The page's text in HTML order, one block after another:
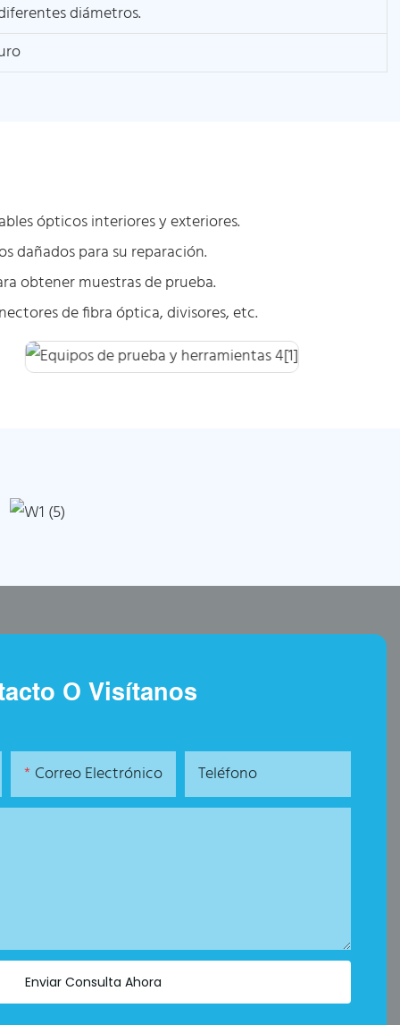
diámetros.
ópticos interiores y exteriores.
dañados para su reparación.
obtener muestras de prueba.
de fibra óptica, divisores, etc.
O Visítanos
Correo Electrónico Teléfono
Enviar Consulta Ahora